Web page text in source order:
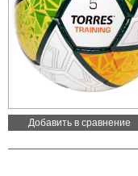
Добавить в сравнение